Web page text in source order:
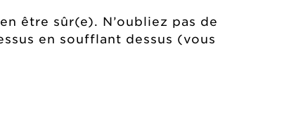
être sûr(e). N’oubliez pas de
en soufflant dessus (vous